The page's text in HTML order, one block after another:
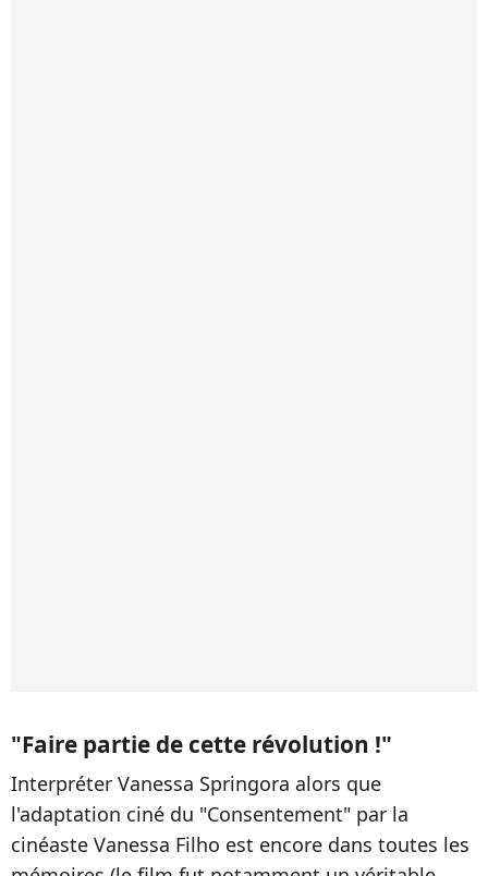
"Faire partie de cette révolution !"
Interpréter Vanessa Springora alors que
l'adaptation ciné du "Consentement" par la
cinéaste Vanessa Filho est encore dans toutes les